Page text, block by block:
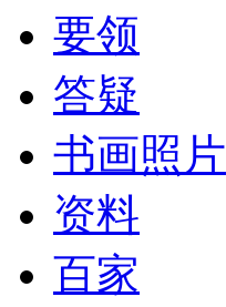
要领
答疑
书画照片
资料
百家